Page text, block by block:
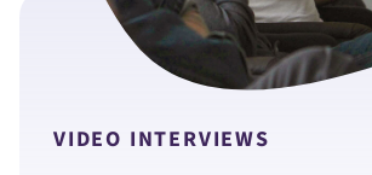
VIDEO INTERVIEWS